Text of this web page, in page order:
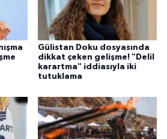
Gülistan Doku dosyasında
dikkat çeken gelişme! "Delil
karartma" iddiasıyla iki
tutuklama